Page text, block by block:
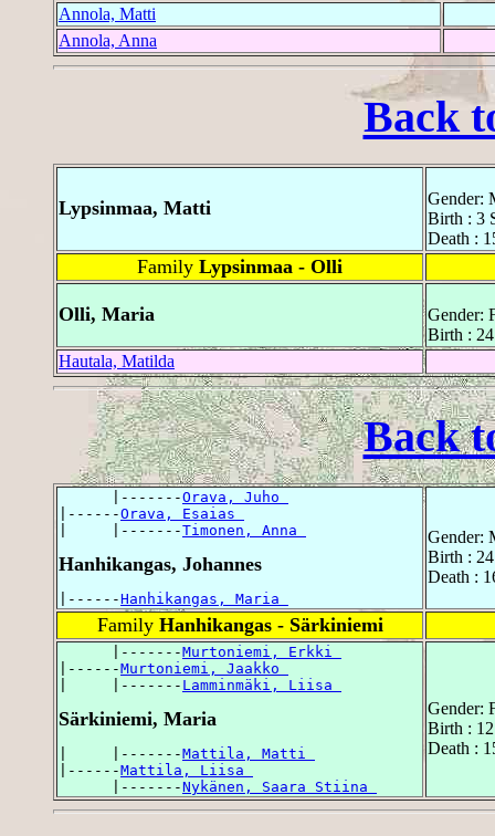
Annola, Matti
Annola, Anna
Back
Lypsinmaa, Matti
Gender:
Birth : 3
Death :
Family Lypsinmaa - Olli
Olli, Maria
Gender:
Birth :
Hautala, Matilda
Back
      |-------
Orava, Juho
|------Orava, Esaias
|     |-------Timonen, Anna
Hanhikangas, Johannes
|------Hanhikangas, Maria
Gender:
Birth :
Death :
Family Hanhikangas - Särkiniemi
      |-------
Murtoniemi, Erkki
|------Murtoniemi, Jaakko
|     |------- Lamminmäki, Liisa
Särkiniemi, Maria
|     |-------Mattila, Matti
|------Mattila, Liisa
      |-------
Nykänen, Saara Stiina
Gender:
Birth :
Death :